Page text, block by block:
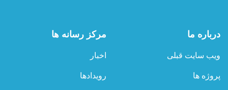
درباره ما
ویب سایت قبلی
پروژه ها
مرکز رسانه ها
اخبار
رویدادها